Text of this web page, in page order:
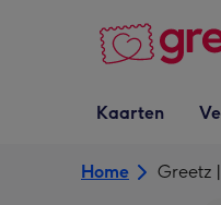
Vervolgkeuzelijst
Kaarten openen
Kaarten
Home Greetz